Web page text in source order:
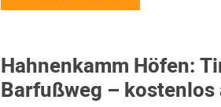
Hahnenkamm Höfen:
Barfußweg –